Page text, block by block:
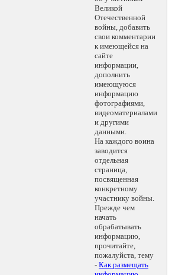
Великой
Отечественной
войны, добавить
свои комментарии
к имеющейся на
сайте
информации,
дополнить
имеющуюся
информацию
фотографиями,
видеоматериалами
и другими
данными.
На каждого воина
заводится
отдельная
страница,
посвященная
конкретному
участнику войны.
Прежде чем
начать
обрабатывать
информацию,
прочитайте,
пожалуйста, тему
- Как размещать